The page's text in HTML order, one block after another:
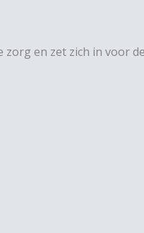
zorg en zet zich in voor